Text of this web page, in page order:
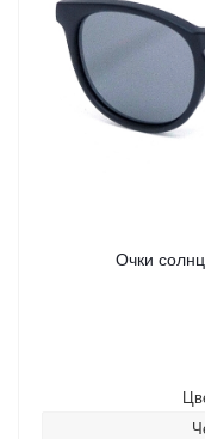
Очки